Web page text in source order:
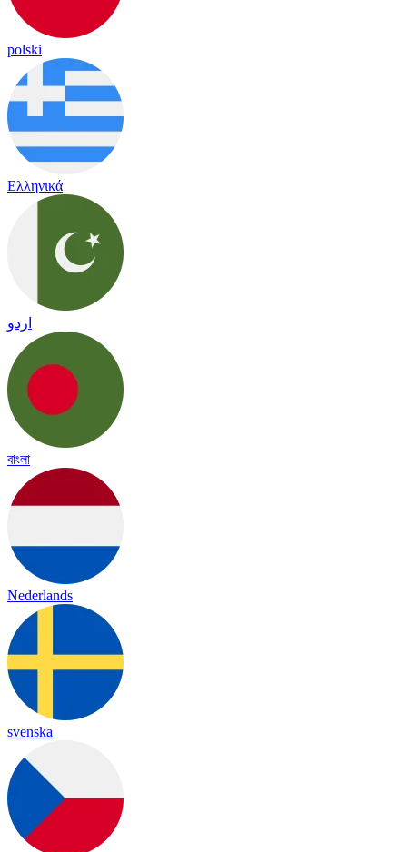
polski
Ελληνικά
اردو
বাংলা
Nederlands
svenska